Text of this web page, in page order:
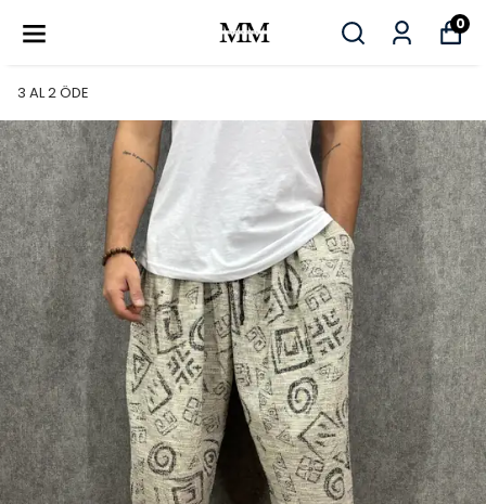
0
3 AL 2 ÖDE